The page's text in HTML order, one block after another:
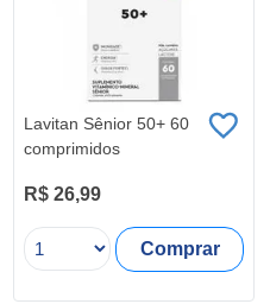
Lavitan Sênior 50+ 60
comprimidos
R$ 26,99
Comprar